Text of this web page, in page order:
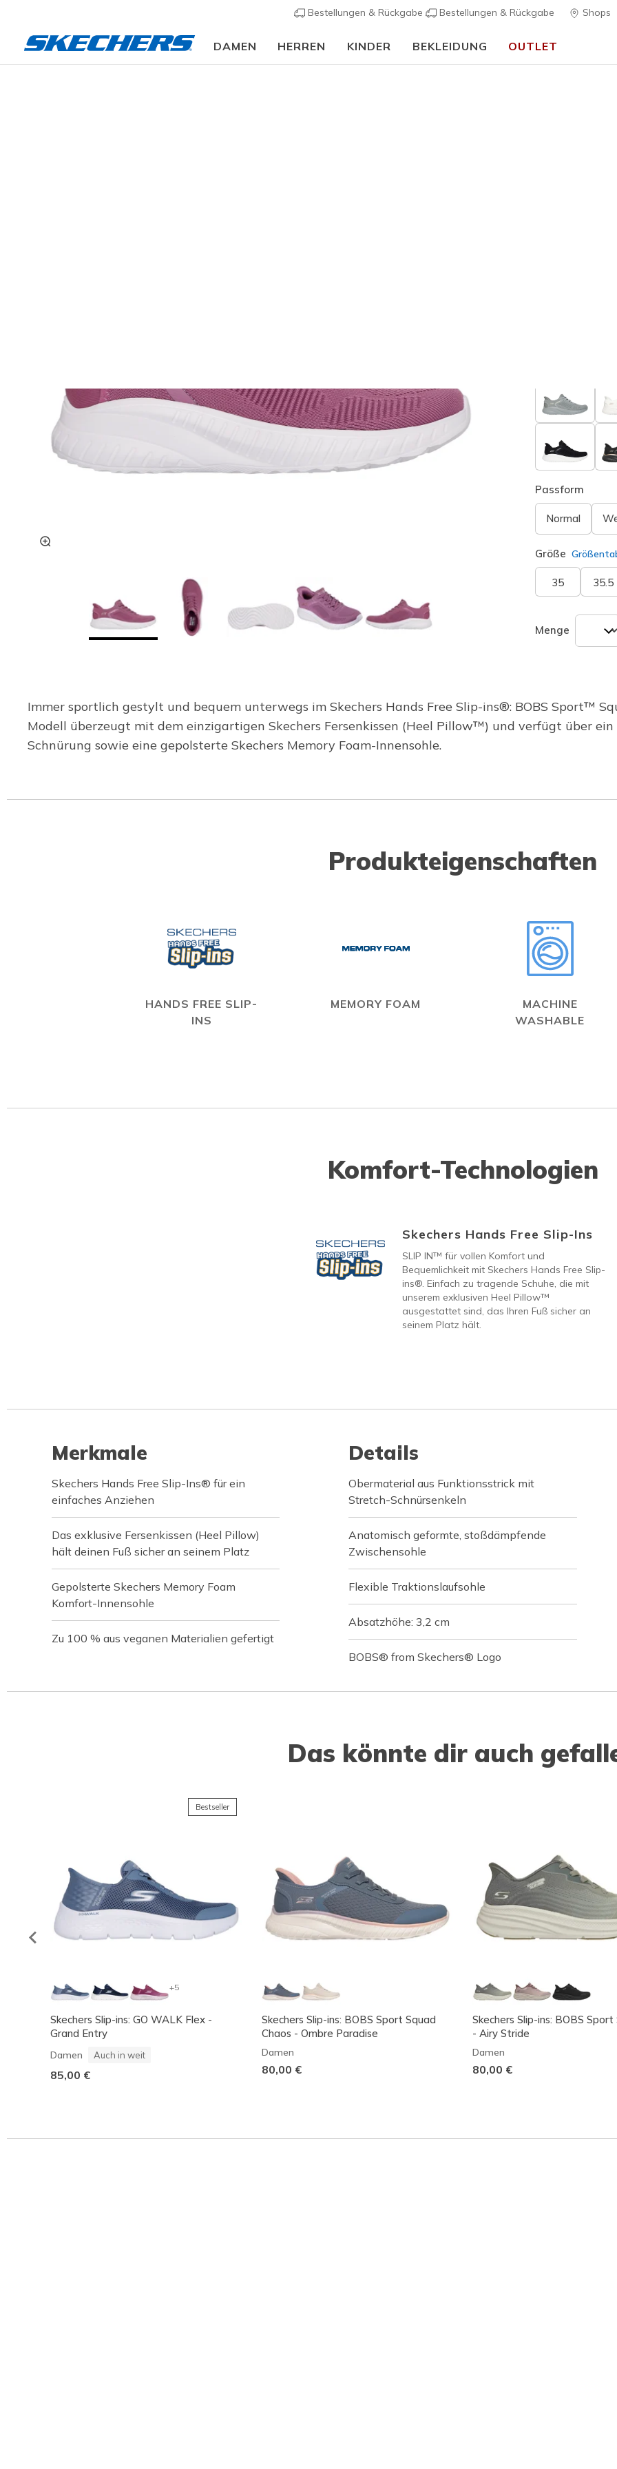
Bestellungen & Rückgabe Bestellungen & Rückgabe Shops
DAMEN HERREN KINDER BEKLEIDUNG OUTLET
Passform
Normal
Größe
35 35.5
Menge
Immer sportlich gestylt und bequem unterwegs im Skechers Hands Free Slip-ins®: BOBS Sport™
Modell überzeugt mit dem einzigartigen Skechers Fersenkissen (Heel Pillow™) und verfügt über
Schnürung sowie eine gepolsterte Skechers Memory Foam-Innensohle.
Produkteigenschaften
HANDS FREE SLIP-
INS
MEMORY FOAM
MACHINE
WASHABLE
Komfort-Technologien
Skechers Hands Free Slip-Ins
SLIP IN™ für vollen Komfort und
Bequemlichkeit mit Skechers Hands Free Slip-
ins®. Einfach zu tragende Schuhe, die mit
unserem exklusiven Heel Pillow™
ausgestattet sind, das Ihren Fuß sicher an
seinem Platz hält.
Merkmale
Skechers Hands Free Slip-Ins® für ein
einfaches Anziehen
Das exklusive Fersenkissen (Heel Pillow)
hält deinen Fuß sicher an seinem Platz
Gepolsterte Skechers Memory Foam
Komfort-Innensohle
Zu 100 % aus veganen Materialien gefertigt
Details
Obermaterial aus Funktionsstrick mit
Stretch-Schnürsenkeln
Anatomisch geformte, stoßdämpfende
Zwischensohle
Flexible Traktionslaufsohle
Absatzhöhe: 3,2 cm
BOBS® from Skechers® Logo
Das könnte dir auch
Bestseller
+5
Skechers Slip-ins: GO WALK Flex -
Grand Entry
Damen Auch in weit
85,00 €
Skechers Slip-ins: BOBS Sport Squad
Chaos - Ombre Paradise
Damen
80,00 €
Skechers Slip-ins: BOBS Sport
- Airy Stride
Damen
80,00 €